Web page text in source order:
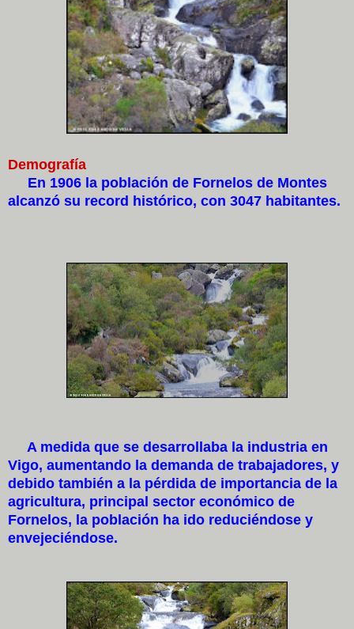
Demografía
En 1906 la población de Fornelos de Montes
alcanzó su record histórico, con 3047 habitantes.
A medida que se desarrollaba la industria en
Vigo, aumentando la demanda de trabajadores, y
debido también a la pérdida de importancia de la
agricultura, principal sector económico de
Fornelos, la población ha ido reduciéndose y
envejeciéndose.